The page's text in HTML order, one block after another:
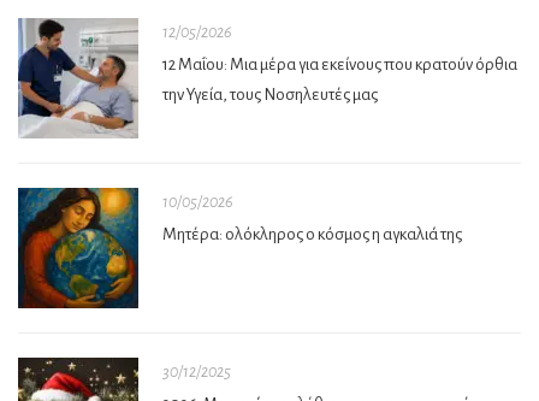
12/05/2026
12 Μαΐου: Μια μέρα για εκείνους που κρατούν όρθια
την Υγεία, τους Νοσηλευτές μας
10/05/2026
Μητέρα: ολόκληρος ο κόσμος η αγκαλιά της
30/12/2025